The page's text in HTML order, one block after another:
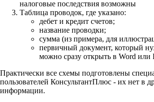
налоговые последствия возможны
Таблица проводок, где указано:
дебет и кредит счетов;
название проводки;
сумма (из примера, для
первичный документ, который
можно сразу открыть в Word или
Практически все схемы подготовлены
пользователей КонсультантПлюс - их нет в
информации.